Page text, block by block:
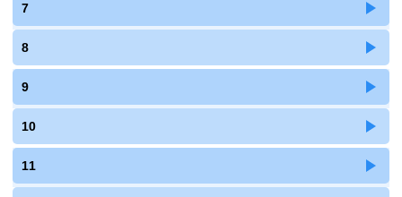
7
8
9
10
11